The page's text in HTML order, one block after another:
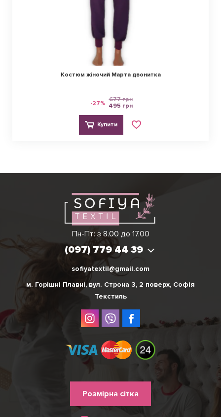
Костюм жіночий Марта двонитка
-27% 677 грн
495 грн
Купити
Пн-Пт: з 8.00 до 17.00
(097) 779 44 39
Вікторія
(097) 779 44 39
sofiyatextil@gmail.com
м. Горішні Плавні, вул. Строна 3, 2 поверх, Софія
Текстиль
Розмірна сітка